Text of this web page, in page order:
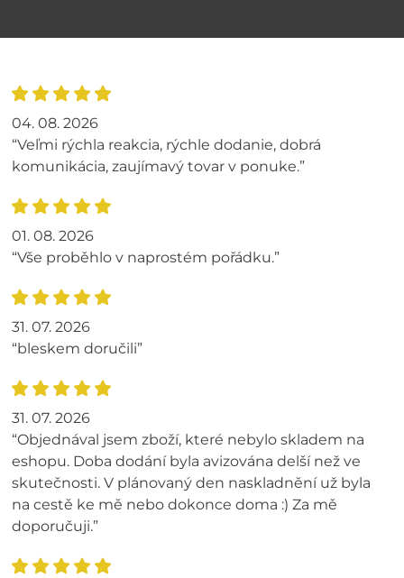
04. 08. 2026
“Veľmi rýchla reakcia, rýchle dodanie, dobrá
komunikácia, zaujímavý tovar v ponuke.”
01. 08. 2026
“Vše proběhlo v naprostém pořádku.”
31. 07. 2026
“bleskem doručili”
31. 07. 2026
“Objednával jsem zboží, které nebylo skladem na
eshopu. Doba dodání byla avizována delší než ve
skutečnosti. V plánovaný den naskladnění už byla
na cestě ke mě nebo dokonce doma :) Za mě
doporučuji.”